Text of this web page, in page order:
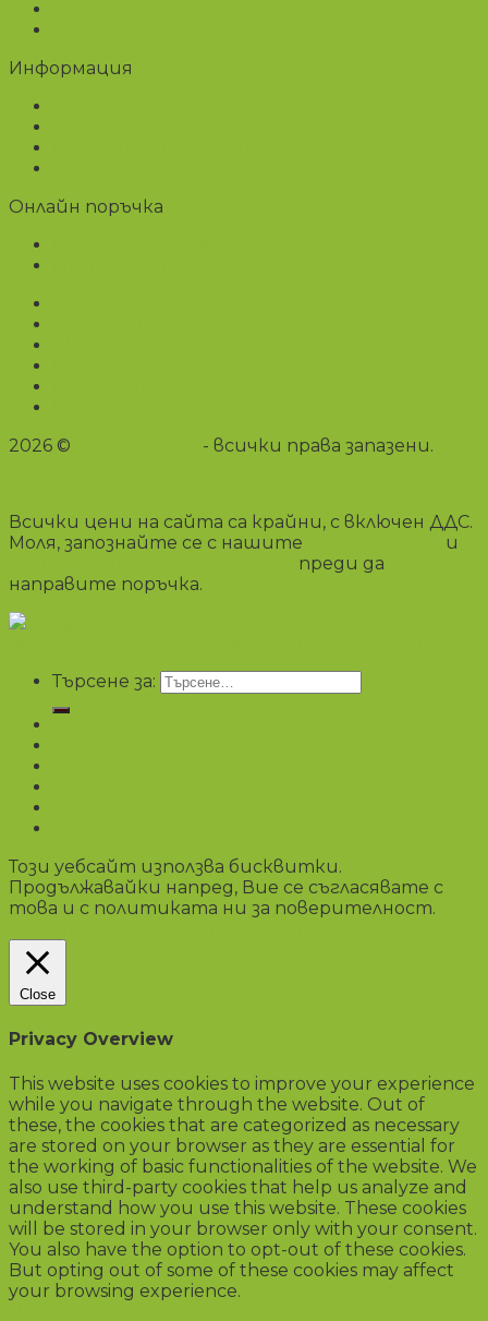
Информация
Онлайн поръчка
2026 ©
- всички права запазени.
Всички цени на сайта са крайни, с включен ДДС.
Моля, запознайте се с нашите
и
преди да
направите поръчка.
Търсене за:
Този уебсайт използва бисквитки.
Продължавайки напред, Вие се съгласявате с
това и с политиката ни за поверителност.
Close
Privacy Overview
This website uses cookies to improve your experience
while you navigate through the website. Out of
these, the cookies that are categorized as necessary
are stored on your browser as they are essential for
the working of basic functionalities of the website. We
also use third-party cookies that help us analyze and
understand how you use this website. These cookies
will be stored in your browser only with your consent.
You also have the option to opt-out of these cookies.
But opting out of some of these cookies may affect
your browsing experience.